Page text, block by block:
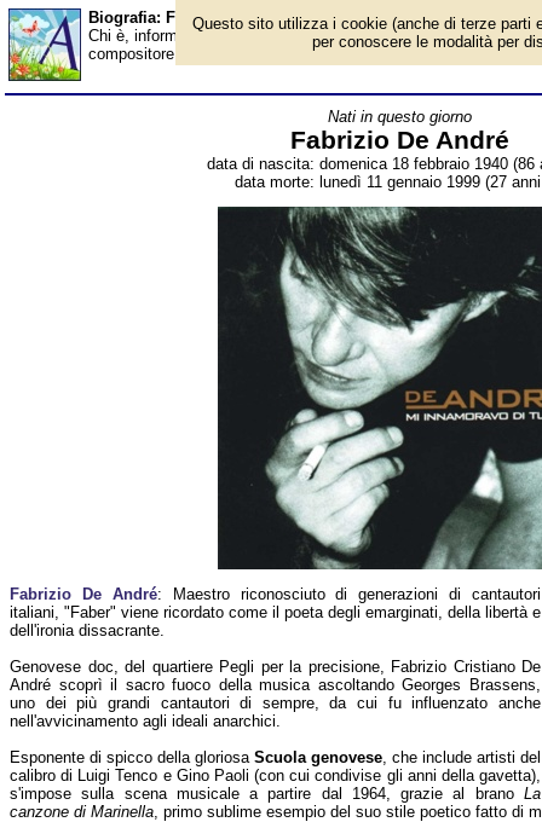
Biografia: Fabrizio De André - Almanacco
Chi è, informazioni, foto, qual è la data di nascita, dove è nato,
compositore, attivista e scrittore italiano. Breve biografia. Voce
Nati in questo giorno
Fabrizio De André
data di nascita: domenica 18 febbraio 1940 (86
data morte: lunedì 11 gennaio 1999 (27
Fabrizio De André: Maestro riconosciuto di generazioni di cantautori
italiani, "Faber" viene ricordato come il poeta degli emarginati, della libertà e
dell'ironia dissacrante.
Genovese doc, del quartiere Pegli per la precisione, Fabrizio Cristiano De
André scoprì il sacro fuoco della musica ascoltando Georges Brassens,
uno dei più grandi cantautori di sempre, da cui fu influenzato anche
nell'avvicinamento agli ideali anarchici.
Esponente di spicco della gloriosa Scuola genovese, che include artisti del
calibro di Luigi Tenco e Gino Paoli (con cui condivise gli anni della gavetta),
s'impose sulla scena musicale a partire dal 1964, grazie al brano La
canzone di Marinella, primo sublime esempio del suo stile poetico fatto di
Questo sito utilizza i cookie (anche di terze parti
per conoscere le modalità per